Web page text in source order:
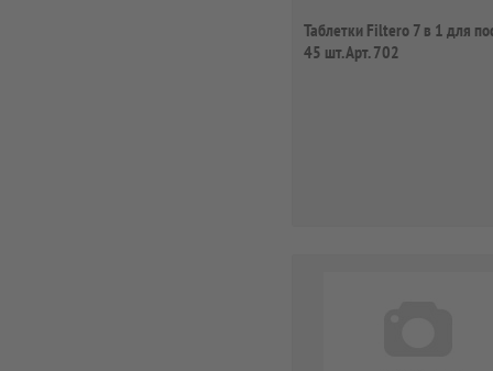
Таблетки Filtero 7 в 1 для
45 шт. Арт. 702